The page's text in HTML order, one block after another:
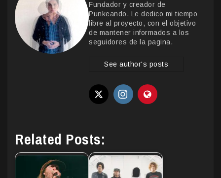
Fundador y creador de
Punkeando. Le dedico mi tiempo
libre al proyecto, con el objetivo
de mantener informados a los
seguidores de la pagina.
See author's posts
Related Posts: